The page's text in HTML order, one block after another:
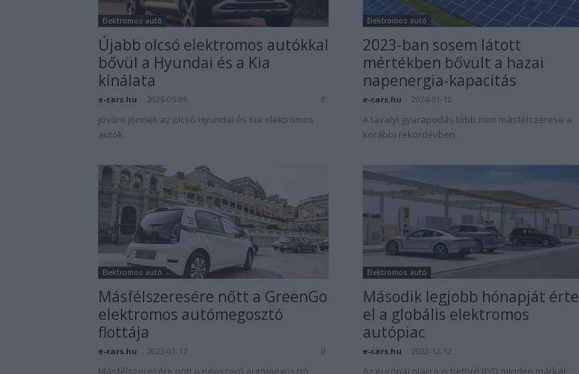
Elektromos autó
Újabb olcsó elektromos autókkal
bővül a Hyundai és a Kia
kínálata
e-cars.hu 2025-05-05 0
Jövőre jönnek az olcsó Hyundai és Kia elektromos
autók.
Elektromos autó
2023-ban sosem látott
mértékben bővült a hazai
napenergia-kapacitás
e-cars.hu 2024-01-12
A tavalyi gyarapodás több mint másfélszerese a
korábbi rekordévben.
Elektromos autó
Másfélszeresére nőtt a GreenGo
elektromos autómegosztó
flottája
e-cars.hu 2023-01-17 0
Másfélszeresére nőtt a népszerű autómegosztó
Elektromos autó
Második legjobb hónapját érte
el a globális elektromos
autópiac
e-cars.hu 2022-12-12
Az európai piacra is betörő BYD minden márkát